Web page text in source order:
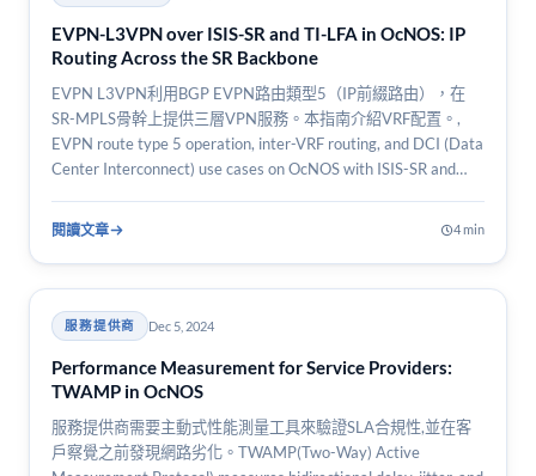
EVPN-L3VPN over ISIS-SR and TI-LFA in OcNOS: IP
Routing Across the SR Backbone
EVPN L3VPN利用BGP EVPN路由類型5（IP前綴路由），在
SR-MPLS骨幹上提供三層VPN服務。本指南介紹VRF配置。,
EVPN route type 5 operation, inter-VRF routing, and DCI (Data
Center Interconnect) use cases on OcNOS with ISIS-SR and…
閱讀文章 4 min
服務提供商 Dec 5, 2024
Performance Measurement for Service Providers:
TWAMP in OcNOS
服務提供商需要主動式性能測量工具來驗證SLA合規性,並在客
戶察覺之前發現網路劣化。TWAMP(Two-Way) Active